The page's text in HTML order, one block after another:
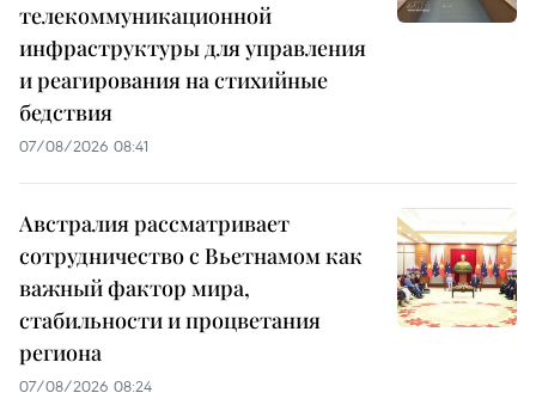
телекоммуникационной
инфраструктуры для управления
и реагирования на стихийные
бедствия
07/08/2026 08:41
Австралия рассматривает
сотрудничество с Вьетнамом как
важный фактор мира,
стабильности и процветания
региона
07/08/2026 08:24